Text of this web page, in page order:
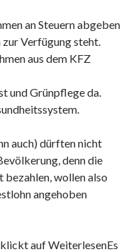
an Steuern abgeben
zur Verfügung steht.
aus dem KFZ
und Grünpflege da.
auch) dürften nicht
denn die
bezahlen, wollen also
angehoben
auf WeiterlesenEs